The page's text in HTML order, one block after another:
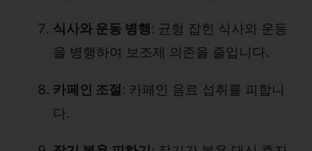
식사와 운동 병행: 균형 잡힌 식사와 운동
을 병행하여 보조제 의존을 줄입니다.
카페인 조절 : 카페인 음료 섭취를 피합니
다.